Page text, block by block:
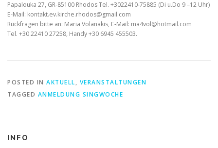
Papalouka 27, GR-85100 Rhodos Tel. +3022410-75885 (Di u.Do 9 –12 Uhr)
E-Mail: kontakt.ev.kirche.rhodos@gmail.com
Rückfragen bitte an: Maria Volanakis, E-Mail: ma4vol@hotmail.com
Tel. +30 22410 27258, Handy +30 6945 455503.
POSTED IN AKTUELL, VERANSTALTUNGEN
TAGGED ANMELDUNG SINGWOCHE
INFO